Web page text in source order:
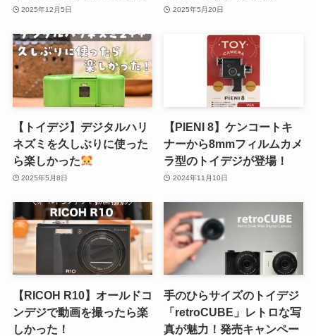
2025年12月5日 2025年5月20日
【トイデジ】デジタルハリ
ネズミを久しぶりに使った
ら楽しかった
2025年5月8日
【PIENI 8】ケンコートキ
ナーから8mmフィルムカメ
ラ型のトイデジが登場！
2024年11月10日
【RICOH R10】オールドコ
ンデジで動画を撮ったら楽
しかった！
手のひらサイズのトイデジ
「retroCUBE」レトロな写
真が魅力！発売キャンペー